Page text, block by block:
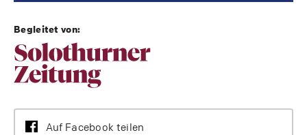
Begleitet von:
Auf Facebook teilen